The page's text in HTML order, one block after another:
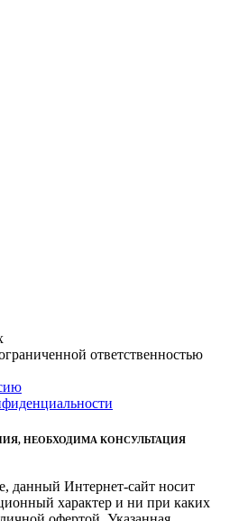
ответственностью
НЕОБХОДИМА КОНСУЛЬТАЦИЯ
данный Интернет-сайт носит
характер и ни при каких